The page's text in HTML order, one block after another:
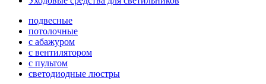
подвесные
потолочные
с абажуром
с вентилятором
с пультом
светодиодные люстры